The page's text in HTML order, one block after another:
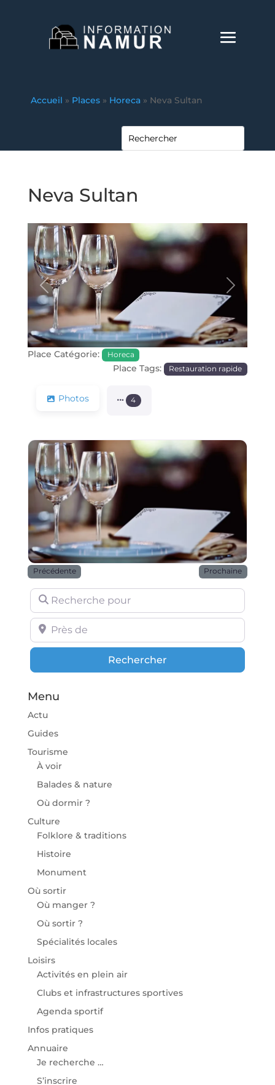
Accueil » Places » Horeca » Neva Sultan
Neva Sultan
Précédente Prochaine
Place Catégorie: Horeca
Place Tags: Restauration rapide
Photos 4
Précédente Prochaine
Recherche pour
Près de
RechercherRechercher
Menu
Actu
Guides
Tourisme
À voir
Balades & nature
Où dormir ?
Culture
Folklore & traditions
Histoire
Monument
Où sortir
Où manger ?
Où sortir ?
Spécialités locales
Loisirs
Activités en plein air
Clubs et infrastructures sportives
Agenda sportif
Infos pratiques
Annuaire
Je recherche …
S’inscrire